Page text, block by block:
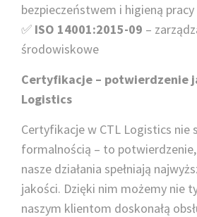
bezpieczeństwem i higieną pracy
✅ ISO 14001:2015-09 –
środowiskowe
Certyfikacje – potwierdzenie
Logistics
Certyfikacje w CTL Logistics nie
formalnością – to
nasze działania spełniają
jakości. Dzięki nim możemy nie
naszym klientom doskonałą